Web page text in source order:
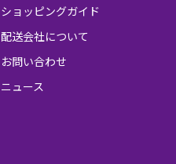
ショッピングガイド
配送会社について
お問い合わせ
ニュース